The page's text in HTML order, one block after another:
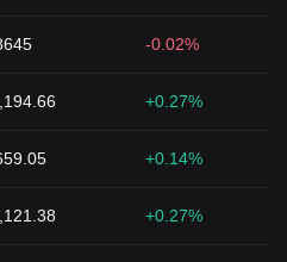
-0.02%
+0.27%
+0.14%
+0.27%